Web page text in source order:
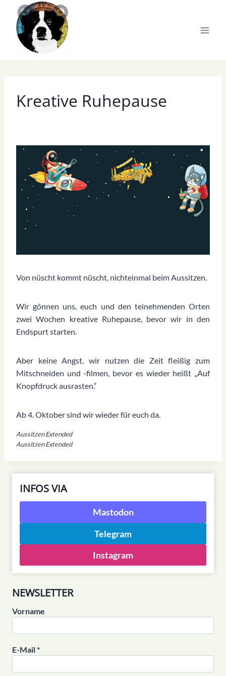
Inhalt
springen
Kreative Ruhepause
Aussitzen Extended
Aussitzen Extended
Von nüscht kommt nüscht, nichteinmal beim Aussitzen.
Wir gönnen uns, euch und den teinehmenden Orten
zwei Wochen kreative Ruhepause, bevor wir in den
Endspurt starten.
Aber keine Angst, wir nutzen die Zeit fleißig zum
Mitschneiden und -filmen, bevor es wieder heißt „Auf
Knopfdruck ausrasten.“
Ab 4. Oktober sind wir wieder für euch da.
INFOS VIA
Mastodon
Telegram
Instagram
NEWSLETTER
Vorname
E-Mail*